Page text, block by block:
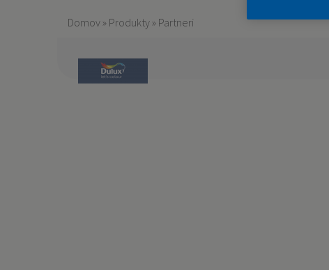
Domov » Produkty » Partneri